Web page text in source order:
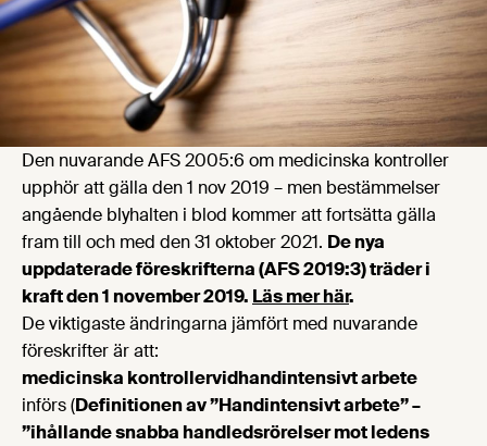
Den nuvarande AFS 2005:6 om medicinska kontroller
upphör att gälla den 1 nov 2019 – men bestämmelser
angående blyhalten i blod kommer att fortsätta gälla
fram till och med den 31 oktober 2021. De nya
uppdaterade föreskrifterna (AFS 2019:3) träder i
kraft den 1 november 2019. Läs mer här.
De viktigaste ändringarna jämfört med nuvarande
föreskrifter är att:
medicinska kontrollervidhandintensivt arbete
införs (Definitionen av ”Handintensivt arbete” –
”ihållande snabba handledsrörelser mot ledens